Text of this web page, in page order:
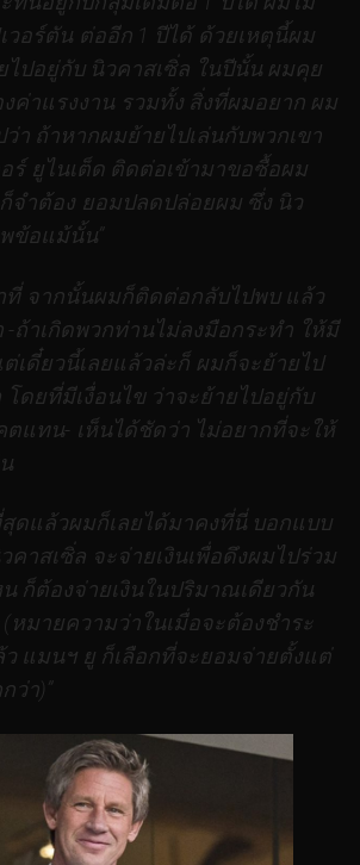
วอร์ตัน ต่ออีก 1 ปีได้ ด้วยเหตุนี้ผม
ไปอยู่กับ นิวคาสเซิ่ล ในปีนั้น ผมคุย
งค่าแรงงาน รวมทั้ง สิ่งที่ผมอยาก ผม
า ถ้าหากผมย้ายไปเล่นกับพวกเขา
ร์ ยูไนเต็ด ติดต่อเข้ามาขอซื้อผม
จำต้อง ยอมปลดปล่อยผม ซึ่ง นิว
ข้อแม้นั้น”
ที่ จากนั้นผมก็ติดต่อกลับไปพบ แล้ว
-ถ้าเกิดพวกท่านไม่ลงมือกระทำ ให้มี
เดี๋ยวนี้เลยแล้วล่ะก็ ผมก็จะย้ายไป
โดยที่มีเงื่อนไข ว่าจะย้ายไปอยู่กับ
แทน- เห็นได้ชัดว่า ไม่อยากที่จะให้
ดแล้วผมก็เลยได้มาคงที่นี่ บอกแบบ
คาสเซิ่ล จะจ่ายเงินเพื่อดึงผมไปร่วม
ก็ต้องจ่ายเงินในปริมาณเดียวกัน
หมายความว่าในเมื่อจะต้องชำระ
ว แมนฯ ยู ก็เลือกที่จะยอมจ่ายตั้งแต่
ว่า)”